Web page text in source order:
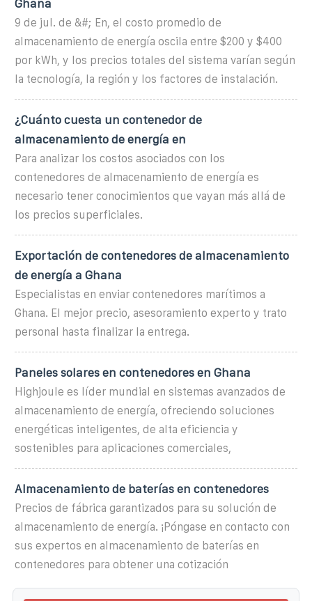
Ghana
9 de jul. de &#; En, el costo promedio de
almacenamiento de energía oscila entre $200 y $400
por kWh, y los precios totales del sistema varían según
la tecnología, la región y los factores de instalación.
¿Cuánto cuesta un contenedor de
almacenamiento de energía en
Para analizar los costos asociados con los
contenedores de almacenamiento de energía es
necesario tener conocimientos que vayan más allá de
los precios superficiales.
Exportación de contenedores de almacenamiento
de energía a Ghana
Especialistas en enviar contenedores marítimos a
Ghana. El mejor precio, asesoramiento experto y trato
personal hasta finalizar la entrega.
Paneles solares en contenedores en Ghana
Highjoule es líder mundial en sistemas avanzados de
almacenamiento de energía, ofreciendo soluciones
energéticas inteligentes, de alta eficiencia y
sostenibles para aplicaciones comerciales,
Almacenamiento de baterías en contenedores
Precios de fábrica garantizados para su solución de
almacenamiento de energía. ¡Póngase en contacto con
sus expertos en almacenamiento de baterías en
contenedores para obtener una cotización